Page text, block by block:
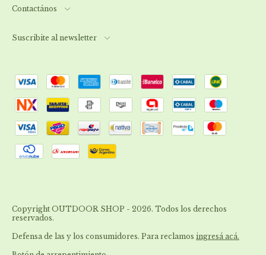
Contactános
Suscribite al newsletter
Copyright OUTDOOR SHOP - 2026. Todos los derechos
reservados.
Defensa de las y los consumidores. Para reclamos ingresá acá.